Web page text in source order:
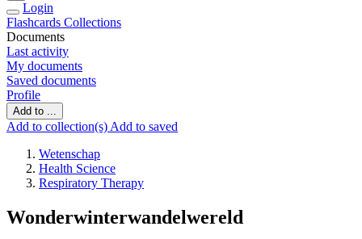
Login
Flashcards Collections
Documents
Last activity
My documents
Saved documents
Profile
Add to ...
Add to collection(s) Add to saved
Wetenschap
Health Science
Respiratory Therapy
Wonderwinterwandelwereld